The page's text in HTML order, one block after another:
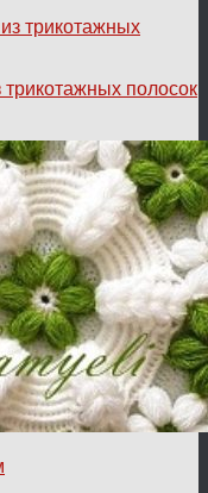
трикотажных полосок